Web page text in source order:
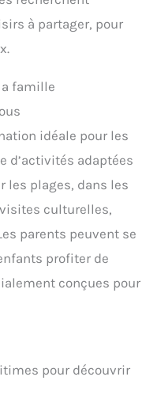
à partager, pour
famille
idéale pour les
d’activités adaptées
les plages, dans les
culturelles,
parents peuvent se
profiter de
conçues pour
pour découvrir